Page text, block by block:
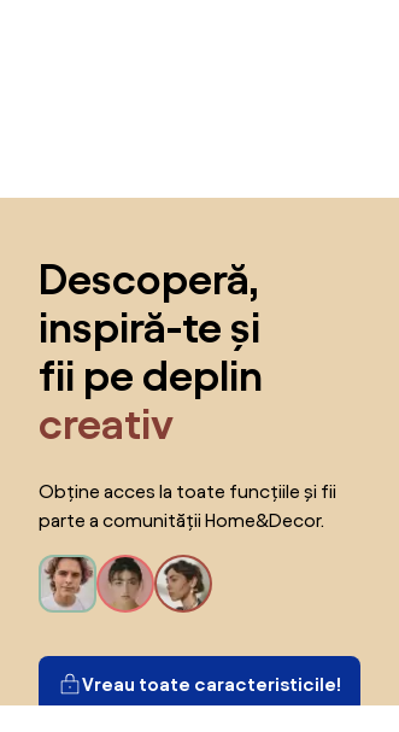
Descoperă,
inspiră-te și
fii pe deplin
creativ
Obține acces la toate funcțiile și fii
parte a comunității Home&Decor.
Vreau toate caracteristicile!